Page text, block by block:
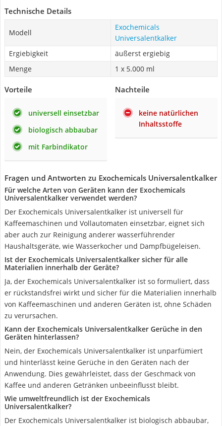
Technische Details
Modell
Exochemicals
Universalentkalker
Ergiebigkeit
äußerst ergiebig
Menge
1 x 5.000 ml
Vorteile
universell einsetzbar
biologisch abbaubar
mit Farbindikator
Nachteile
keine natürlichen
Inhaltsstoffe
Fragen und Antworten zu Exochemicals Universalentkalker
Für welche Arten von Geräten kann der Exochemicals
Universalentkalker verwendet werden?
Der Exochemicals Universalentkalker ist universell für
Kaffeemaschinen und Vollautomaten einsetzbar, eignet sich
aber auch zur Reinigung anderer wasserführender
Haushaltsgeräte, wie Wasserkocher und Dampfbügeleisen.
Ist der Exochemicals Universalentkalker sicher für alle
Materialien innerhalb der Geräte?
Ja, der Exochemicals Universalentkalker ist so formuliert, dass
er rückstandsfrei wirkt und sicher für die Materialien innerhalb
von Kaffeemaschinen und anderen Geräten ist, ohne Schäden
zu verursachen.
Kann der Exochemicals Universalentkalker Gerüche in den
Geräten hinterlassen?
Nein, der Exochemicals Universalentkalker ist unparfümiert
und hinterlässt keine Gerüche in den Geräten nach der
Anwendung. Dies gewährleistet, dass der Geschmack von
Kaffee und anderen Getränken unbeeinflusst bleibt.
Wie umweltfreundlich ist der Exochemicals
Universalentkalker?
Der Exochemicals Universalentkalker ist biologisch abbaubar,